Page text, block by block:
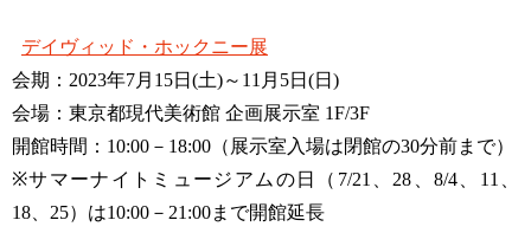
デイヴィッド・ホックニー展
会期：2023年7月15日(土)～11月5日(日)
会場：東京都現代美術館 企画展示室 1F/3F
開館時間：10:00－18:00（展示室入場は閉館の30分前まで）
※サマーナイトミュージアムの日（7/21、28、8/4、11、
18、25）は10:00－21:00まで開館延長